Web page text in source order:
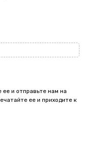
и отправьте нам на
ее и приходите к